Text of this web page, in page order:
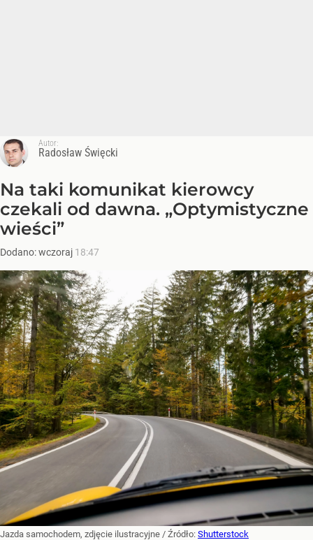
Autor:
Radosław Święcki
Na taki komunikat kierowcy
czekali od dawna. „Optymistyczne
wieści”
Dodano:wczoraj 18:47
Jazda samochodem, zdjęcie ilustracyjne / Źródło: Shutterstock